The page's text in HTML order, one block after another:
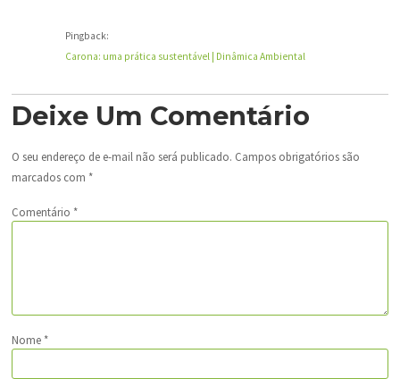
Pingback:
Carona: uma prática sustentável | Dinâmica Ambiental
Deixe Um Comentário
O seu endereço de e-mail não será publicado. Campos obrigatórios são
marcados com *
Comentário *
Nome *